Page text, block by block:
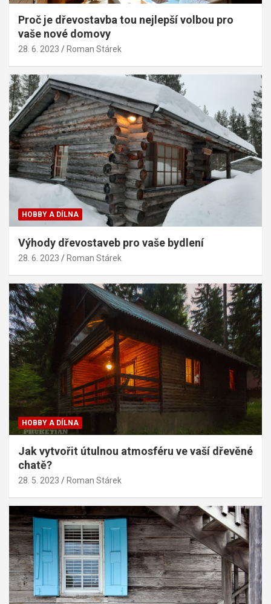
Proč je dřevostavba tou nejlepší volbou pro
vaše nové domovy
28. 6. 2023 Roman Stárek
HOBBY A DÍLNA
Výhody dřevostaveb pro vaše bydlení
28. 6. 2023 Roman Stárek
HOBBY A DÍLNA
Jak vytvořit útulnou atmosféru ve vaší dřevěné
chatě?
28. 5. 2023 Roman Stárek